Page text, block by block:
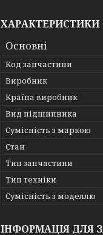
ХАРАКТЕРИСТИКИ
Основні
Код запчастини
Виробник
Країна виробник
Вид підшипника
Сумісність з маркою
Стан
Тип запчастини
Тип техніки
Сумісність з моделлю
ІНФОРМАЦІЯ ДЛЯ